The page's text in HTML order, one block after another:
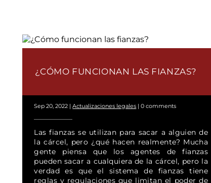
¿CÓMO FUNCIONAN LAS FIANZAS?
Sep 20, 2022 |Actualizaciones legales |0 comments
Las fianzas se utilizan para sacar a alguien de
la cárcel, pero ¿qué hacen realmente? Mucha
gente piensa que los agentes de fianzas
pueden sacar a cualquiera de la cárcel, pero la
verdad es que el sistema de fianzas tiene
reglas y regulaciones que limitan el poder de